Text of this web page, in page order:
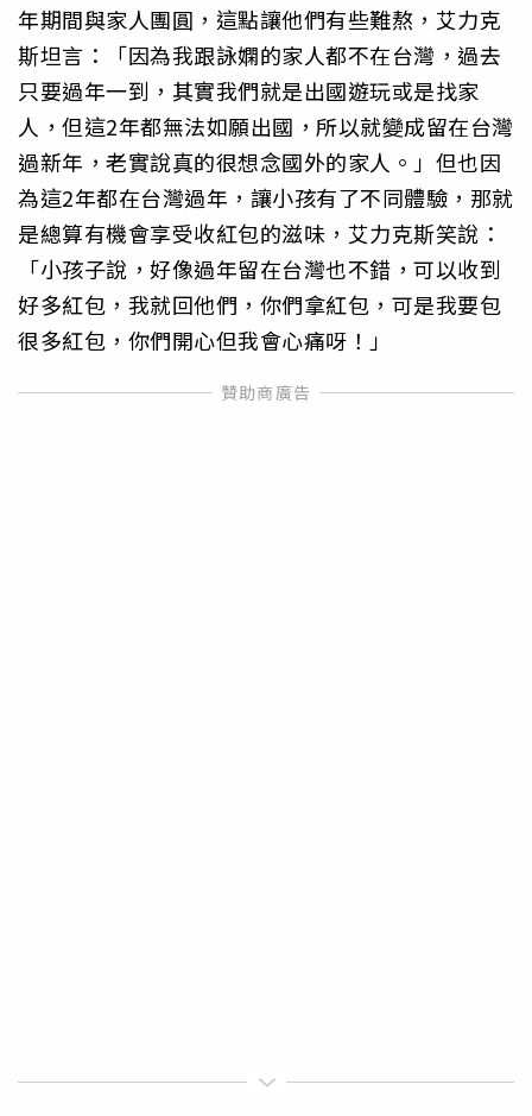
年期間與家人團圓，這點讓他們有些難熬，艾力克
斯坦言：「因為我跟詠嫻的家人都不在台灣，過去
只要過年一到，其實我們就是出國遊玩或是找家
人，但這2年都無法如願出國，所以就變成留在台灣
過新年，老實說真的很想念國外的家人。」但也因
為這2年都在台灣過年，讓小孩有了不同體驗，那就
是總算有機會享受收紅包的滋味，艾力克斯笑說：
「小孩子說，好像過年留在台灣也不錯，可以收到
好多紅包，我就回他們，你們拿紅包，可是我要包
很多紅包，你們開心但我會心痛呀！」